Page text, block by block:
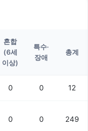
혼합
(6세
이상)
특수·
장애
총계
0 0 12
0 0 249